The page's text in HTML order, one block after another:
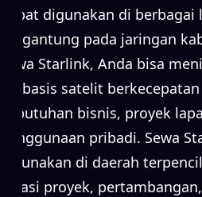
dapat digunakan di
bergantung pada jaringan
sewa Starlink, Anda bisa
berbasis satelit
kebutuhan bisnis, proyek
penggunaan pribadi. Sewa
digunakan di daerah
lokasi proyek,